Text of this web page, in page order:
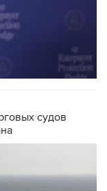
судов